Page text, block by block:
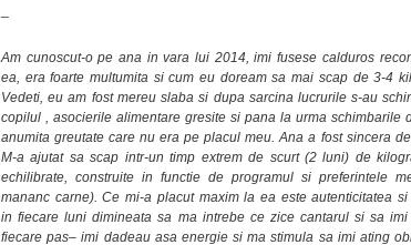
Am cunoscut-o pe ana in vara lui 2014, imi fusese calduros
ea, era foarte multumita si cum eu doream sa mai scap de 3-4
Vedeti, eu am fost mereu slaba si dupa sarcina lucrurile s-au
copilul , asocierile alimentare gresite si pana la urma schimbarile
anumita greutate care nu era pe placul meu. Ana a fost sincera
M-a ajutat sa scap intr-un timp extrem de scurt (2 luni) de
echilibrate, construite in functie de programul si preferintele
mananc carne). Ce mi-a placut maxim la ea este autenticitatea
in fiecare luni dimineata sa ma intrebe ce zice cantarul si sa
fiecare pas– imi dadeau asa energie si ma stimula sa imi ating